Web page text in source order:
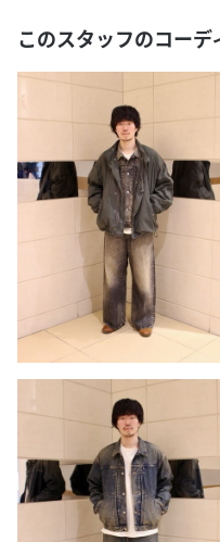
このスタッフのコーデ